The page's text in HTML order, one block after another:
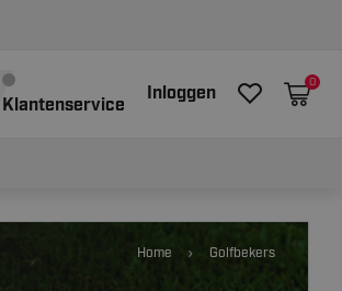
Klantenservice
Inloggen
0
Home Golfbekers